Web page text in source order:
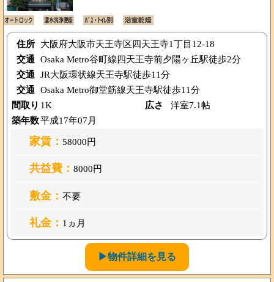
住所
大阪府大阪市天王寺区四天王寺1丁目12-18
交通 Osaka Metro谷町線四天王寺前夕陽ヶ丘駅徒歩2分
交通 JR大阪環状線天王寺駅徒歩11分
交通 Osaka Metro御堂筋線天王寺駅徒歩11分
間取り 1K 広さ
洋室7.1帖
築年数平成17年07月
家賃： 58000円
共益費： 8000円
敷金： 不要
礼金： 1ヵ月
▶物件詳細を見る